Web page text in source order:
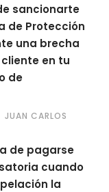
sancionarte
de Protección
una brecha
en tu
de
JUAN CARLOS
de pagarse
cuando
la